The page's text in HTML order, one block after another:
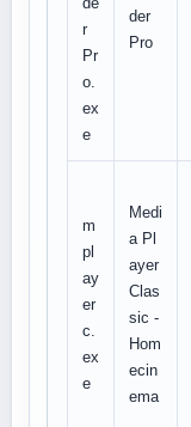
r
Pr
o.
ex
e
der
Pro
m
pl
ay
er
c.
ex
e
Medi
a Pl
ayer
Clas
sic -
Hom
ecin
ema